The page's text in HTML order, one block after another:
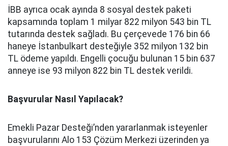
İBB ayrıca ocak ayında 8 sosyal destek paketi
kapsamında toplam 1 milyar 822 milyon 543 bin TL
tutarında destek sağladı. Bu çerçevede 176 bin 66
haneye İstanbulkart desteğiyle 352 milyon 132 bin
TL ödeme yapıldı. Engelli çocuğu bulunan 15 bin 637
anneye ise 93 milyon 822 bin TL destek verildi.
Başvurular Nasıl Yapılacak?
Emekli Pazar Desteği’nden yararlanmak isteyenler
başvurularını Alo 153 Çözüm Merkezi üzerinden ya